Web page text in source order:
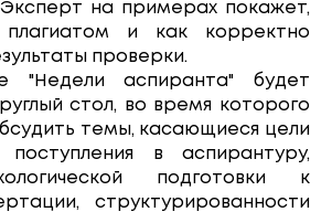
Эксперт на примерах покажет,
плагиатом и как корректно
проверки.
"Недели аспиранта" будет
стол, во время которого
темы, касающиеся цели
в аспирантуру,
подготовки к
структурированности